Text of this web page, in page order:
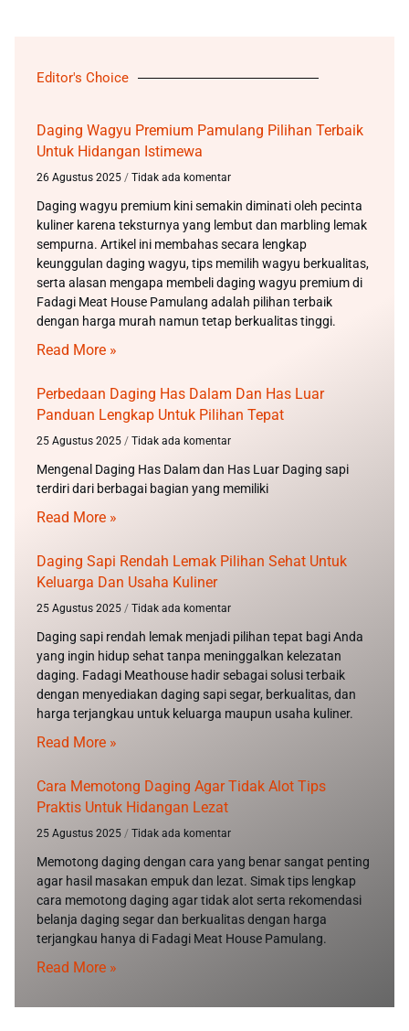
Editor's Choice
Daging Wagyu Premium Pamulang Pilihan Terbaik
Untuk Hidangan Istimewa
26 Agustus 2025 Tidak ada komentar
Daging wagyu premium kini semakin diminati oleh pecinta
kuliner karena teksturnya yang lembut dan marbling lemak
sempurna. Artikel ini membahas secara lengkap
keunggulan daging wagyu, tips memilih wagyu berkualitas,
serta alasan mengapa membeli daging wagyu premium di
Fadagi Meat House Pamulang adalah pilihan terbaik
dengan harga murah namun tetap berkualitas tinggi.
Read More »
Perbedaan Daging Has Dalam Dan Has Luar
Panduan Lengkap Untuk Pilihan Tepat
25 Agustus 2025 Tidak ada komentar
Mengenal Daging Has Dalam dan Has Luar Daging sapi
terdiri dari berbagai bagian yang memiliki
Read More »
Daging Sapi Rendah Lemak Pilihan Sehat Untuk
Keluarga Dan Usaha Kuliner
25 Agustus 2025 Tidak ada komentar
Daging sapi rendah lemak menjadi pilihan tepat bagi Anda
yang ingin hidup sehat tanpa meninggalkan kelezatan
daging. Fadagi Meathouse hadir sebagai solusi terbaik
dengan menyediakan daging sapi segar, berkualitas, dan
harga terjangkau untuk keluarga maupun usaha kuliner.
Read More »
Cara Memotong Daging Agar Tidak Alot Tips
Praktis Untuk Hidangan Lezat
25 Agustus 2025 Tidak ada komentar
Memotong daging dengan cara yang benar sangat penting
agar hasil masakan empuk dan lezat. Simak tips lengkap
cara memotong daging agar tidak alot serta rekomendasi
belanja daging segar dan berkualitas dengan harga
terjangkau hanya di Fadagi Meat House Pamulang.
Read More »